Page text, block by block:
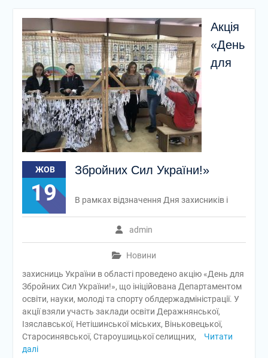
ЖОВ
19
Акція
«День
для
Збройних Сил України!»
admin
Новини
В рамках відзначення Дня захисників і
захисниць України в області проведено акцію «День для
Збройних Сил України!», що ініційована Департаментом
освіти, науки, молоді та спорту облдержадміністрації. У
акції взяли участь заклади освіти Деражнянської,
Ізяславської, Нетішинської міських, Віньковецької,
Старосинявської, Староушицької селищних,
Читати
далі